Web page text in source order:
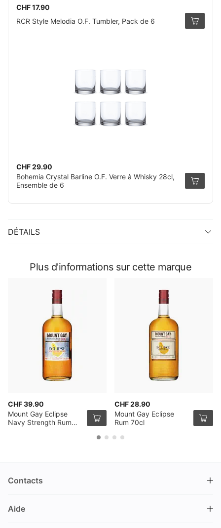
CHF 17.90
RCR Style Melodia O.F. Tumbler, Pack de 6
CHF 29.90
Bohemia Crystal Barline O.F. Verre à Whisky 28cl,
Ensemble de 6
DÉTAILS
Plus d'informations sur cette marque
CHF 39.90
Mount Gay Eclipse
Navy Strength Rum
CHF 28.90
Mount Gay Eclipse
Rum 70cl
Contacts
Nüschelerstrasse 35
Aide